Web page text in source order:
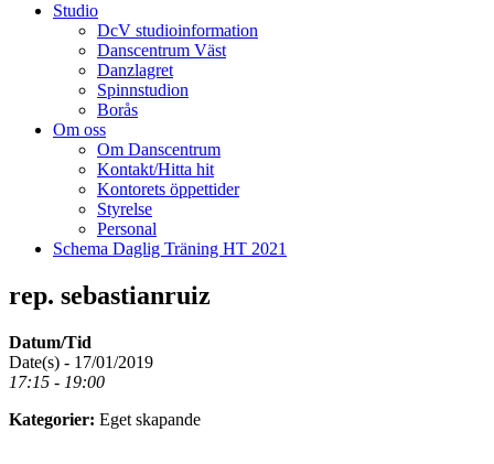
Studio
DcV studioinformation
Danscentrum Väst
Danzlagret
Spinnstudion
Borås
Om oss
Om Danscentrum
Kontakt/Hitta hit
Kontorets öppettider
Styrelse
Personal
Schema Daglig Träning HT 2021
rep. sebastianruiz
Datum/Tid
Date(s) - 17/01/2019
17:15 - 19:00
Kategorier: Eget skapande